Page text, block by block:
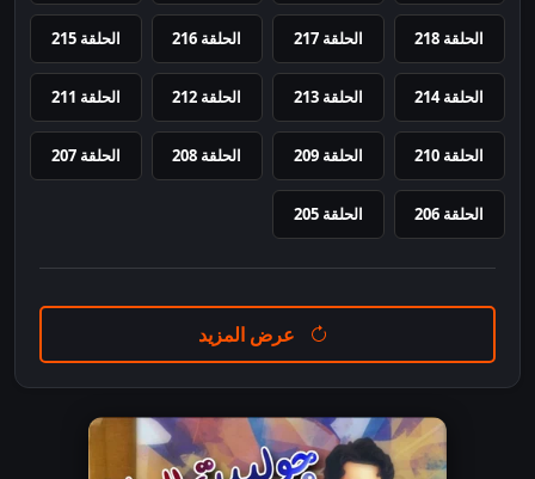
الحلقة 218 الحلقة 217 الحلقة 216 الحلقة 215
الحلقة 214 الحلقة 213 الحلقة 212 الحلقة 211
الحلقة 210 الحلقة 209 الحلقة 208 الحلقة 207
الحلقة 206 الحلقة 205
عرض المزيد